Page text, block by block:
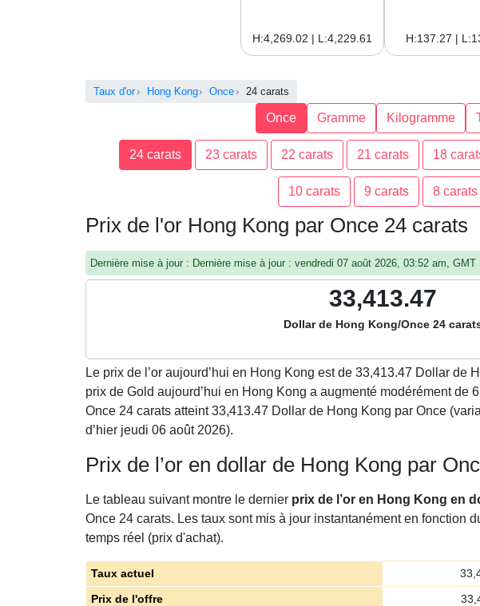
H:4,269.02 | L:4,229.61 H:137.27 |
Taux d'or Hong Kong Once 24 carats
Once Gramme Kilogramme
24 carats 23 carats 22 carats 21 carats 18
10 carats 9 carats 8 carats
Prix de l'or Hong Kong par Once 24 carats
Dernière mise à jour : Dernière mise à jour : vendredi 07 août 2026, 03:52 am, GMT
33,413.47
Dollar de Hong Kong/Once 24
Le prix de l’or aujourd’hui en Hong Kong est de 33,413.47 Dollar de
prix de Gold aujourd’hui en Hong Kong a augmenté modérément de
Once 24 carats atteint 33,413.47 Dollar de Hong Kong par Once
d’hier jeudi 06 août 2026).
Prix de l’or en dollar de Hong Kong par
Le tableau suivant montre le dernier prix de l’or en Hong Kong en
Once 24 carats. Les taux sont mis à jour instantanément en fonction
temps réel (prix d'achat).
Taux actuel
Prix de l'offre